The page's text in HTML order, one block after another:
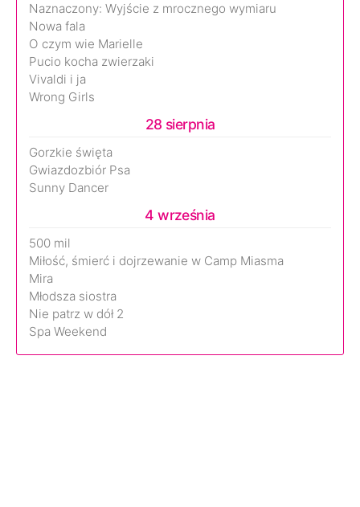
Naznaczony: Wyjście z mrocznego wymiaru
Nowa fala
O czym wie Marielle
Pucio kocha zwierzaki
Vivaldi i ja
Wrong Girls
28 sierpnia
Gorzkie święta
Gwiazdozbiór Psa
Sunny Dancer
4 września
500 mil
Miłość, śmierć i dojrzewanie w Camp Miasma
Mira
Młodsza siostra
Nie patrz w dół 2
Spa Weekend